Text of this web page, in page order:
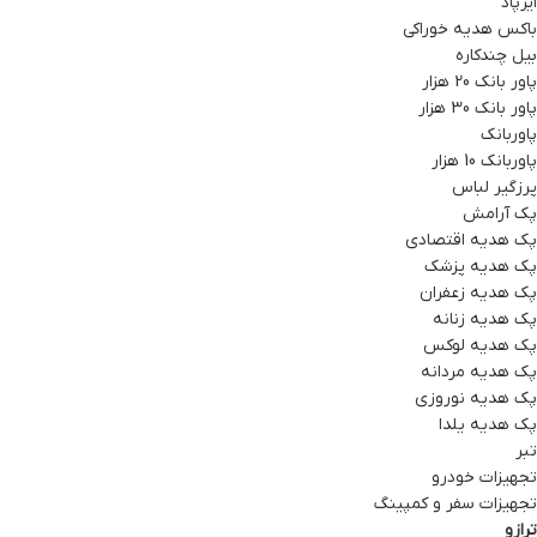
باکس هدیه خوراکی
بیل چندکاره
پاور بانک 20 هزار
پاور بانک 30 هزار
پاوربانک
پاوربانک 10 هزار
پرزگیر لباس
پک آرامش
پک هدیه اقتصادی
پک هدیه پزشک
پک هدیه زعفران
پک هدیه زنانه
پک هدیه لوکس
پک هدیه مردانه
پک هدیه نوروزی
پک هدیه یلدا
تبر
تجهیزات خودرو
تجهیزات سفر و کمپینگ
ترازو